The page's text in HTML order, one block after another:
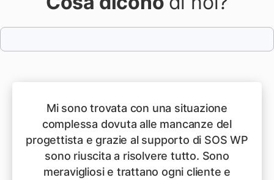
Mi sono trovata con una situazione
complessa dovuta alle mancanze del
progettista e grazie al supporto di SOS WP
sono riuscita a risolvere tutto. Sono
meravigliosi e trattano ogni cliente e